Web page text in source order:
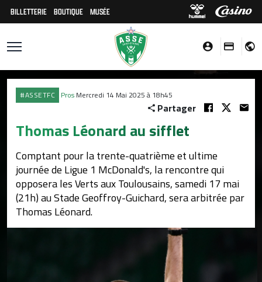
BILLETTERIE BOUTIQUE MUSÉE
#ASSETFC Pros Mercredi 14 Mai 2025 à 18h45
Partager
Thomas Léonard au sifflet
Comptant pour la trente-quatrième et ultime
journée de Ligue 1 McDonald's, la rencontre qui
opposera les Verts aux Toulousains, samedi 17 mai
(21h) au Stade Geoffroy-Guichard, sera arbitrée par
Thomas Léonard.